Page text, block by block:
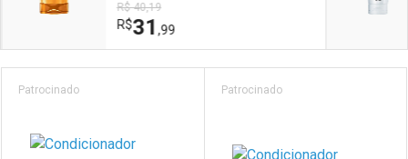
R$ 40,19
R$31,99
Prateleira
Patrocinado Patrocinado